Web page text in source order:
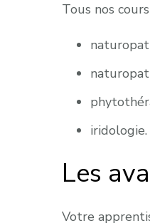
Tous nos
iridologie.
Les
Votre